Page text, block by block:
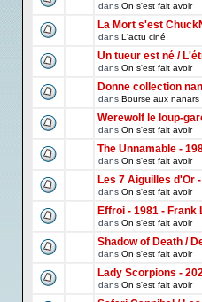
dans On s'est fait avoir
La Mort s'est
dans L'actu ciné
Un tueur est né /
dans On s'est fait avoir
Donne collection
dans Bourse aux nanars
Werewolf le loup-
dans On s'est fait avoir
The Unnamable -
dans On s'est fait avoir
Les 7 Aiguilles d'Or
dans On s'est fait avoir
Effroi - 1981 - Frank
dans On s'est fait avoir
Shadow of Death /
dans On s'est fait avoir
Lady Scorpions -
dans On s'est fait avoir